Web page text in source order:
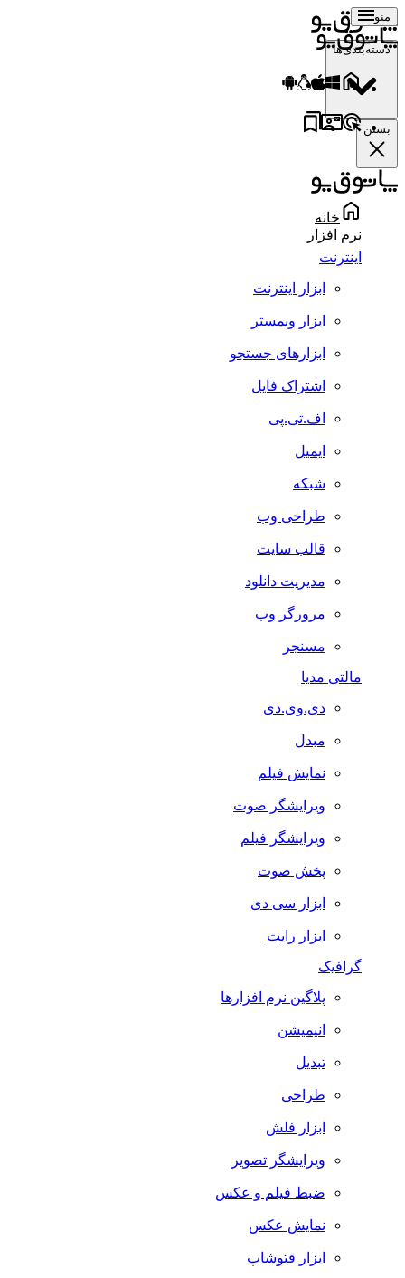
منو
دسته‌بندی‌ها
بستن
خانه
نرم افزار
اینترنت
ابزار اینترنت
ابزار وبمستر
ابزارهای جستجو
اشتراک فایل
اف.تی.پی
ایمیل
شبکه
طراحی وب
قالب سایت
مدیریت دانلود
مرورگر وب
مسنجر
مالتی مدیا
دی.وی.دی
مبدل
نمایش فیلم
ویرایشگر صوت
ویرایشگر فیلم
پخش صوت
ابزار سی دی
ابزار رایت
گرافیک
پلاگین نرم افزارها
انیمیشن
تبدیل
طراحی
ابزار فلش
ویرایشگر تصویر
ضبط فيلم و عكس
نمایش عکس
ابزار فتوشاپ